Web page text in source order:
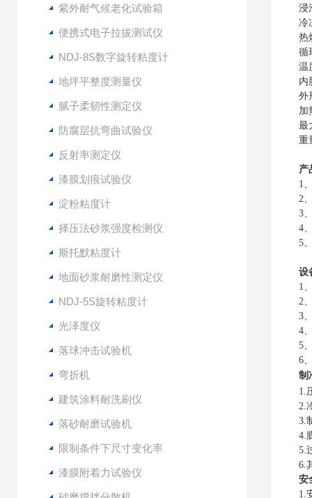
紫外耐气候老化试验箱
便携式电子拉拔测试仪
NDJ-8S数字旋转粘度计
地坪平整度测量仪
腻子柔韧性测定仪
防腐层抗弯曲试验仪
反射率测定仪
漆膜划痕试验仪
淀粉粘度计
择压法砂浆强度检测仪
斯托默粘度计
地面砂浆耐磨性测定仪
NDJ-5S旋转粘度计
光泽度仪
落球冲击试验机
弯折机
建筑涂料耐洗刷仪
落砂耐磨试验机
限制条件下尺寸变化率
漆膜附着力试验仪
浸
冷
热
循
温
内
外
加
最
重
产
1
2
3
4
5
设
1
2
3
4
5
6
制
1.
2.
3.
4.
5.
6.
安
1.